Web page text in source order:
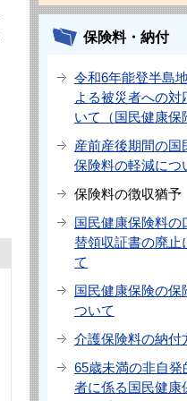
保険料・納付
令和6年能登半島
よる被災者への対
いて（国民健康保
産前産後期間の国
保険料の軽減につ
保険料の徴収猶予
国民健康保険料の
替領収証書の廃止
て
国民健康保険の保
ついて
介護保険料の納付
65歳未満の非自発
者に係る国民健康